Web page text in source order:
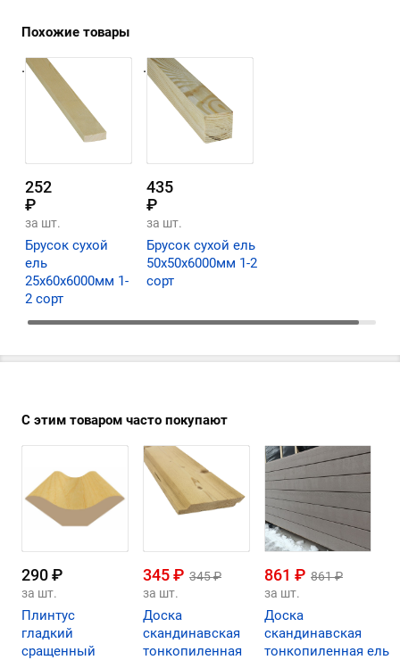
Похожие товары
.
252
₽
за шт.
Брусок сухой
ель
25х60х6000мм 1-
2 сорт
.
435
₽
за шт.
Брусок сухой ель
50х50х6000мм 1-2
сорт
С этим товаром часто покупают
290 ₽
за шт.
Плинтус
гладкий
сращенный
345 ₽ 345 ₽
за шт.
Доска
скандинавская
тонкопиленная
861 ₽ 861 ₽
за шт.
Доска
скандинавская
тонкопиленная ель